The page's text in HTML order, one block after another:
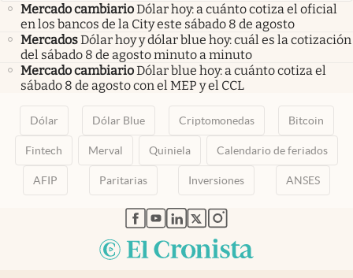
Mercado cambiarioDólar hoy: a cuánto cotiza el oficial
en los bancos de la City este sábado 8 de agosto
MercadosDólar hoy y dólar blue hoy: cuál es la cotización
del sábado 8 de agosto minuto a minuto
Mercado cambiarioDólar blue hoy: a cuánto cotiza el
sábado 8 de agosto con el MEP y el CCL
Dólar Dólar Blue Criptomonedas Bitcoin
Fintech Merval Quiniela Calendario de feriados
AFIP Paritarias Inversiones ANSES
abre en nueva pestaña
abre en nueva pestaña
abre en nueva pestaña
abre en nueva pestaña
abre en nueva pestaña